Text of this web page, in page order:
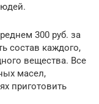
300 руб. за
состав каждого,
вещества. Все
масел,
приготовить